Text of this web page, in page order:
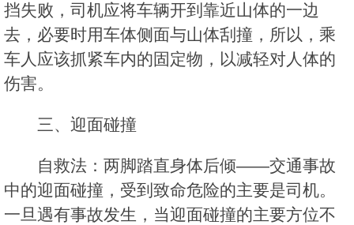
挡失败，司机应将车辆开到靠近山体的一边
去，必要时用车体侧面与山体刮撞，所以，乘
车人应该抓紧车内的固定物，以减轻对人体的
伤害。
三、迎面碰撞
自救法：两脚踏直身体后倾——交通事故
中的迎面碰撞，受到致命危险的主要是司机。
一旦遇有事故发生，当迎面碰撞的主要方位不